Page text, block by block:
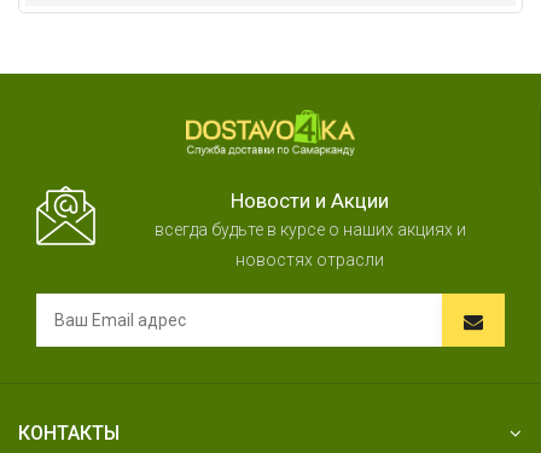
Новости и Акции
всегда будьте в курсе о наших акциях и
новостях отрасли
КОНТАКТЫ